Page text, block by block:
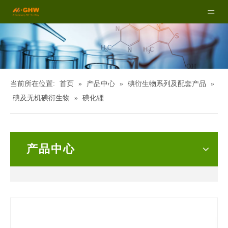
当前所在位置: 首页 » 产品中心 » 碘衍生物系列及配套产品
»
碘及无机碘衍生物
» 碘化锂
产品中心